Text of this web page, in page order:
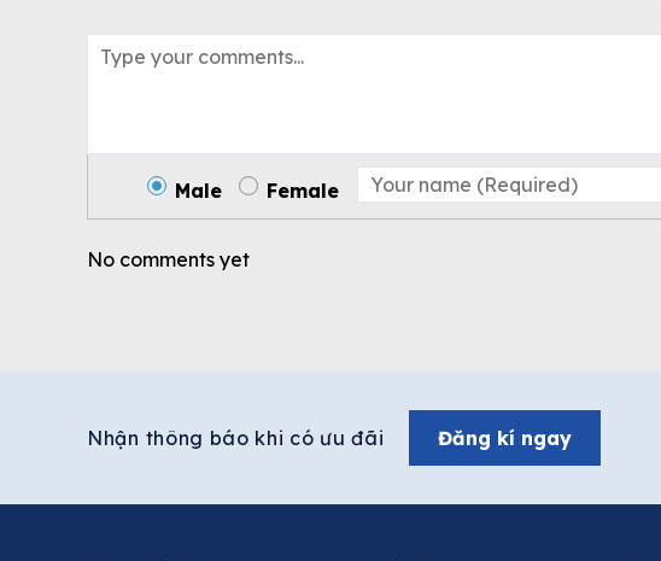
Male Female
No comments yet
Nhận thông báo khi có ưu đãi Đăng kí ngay